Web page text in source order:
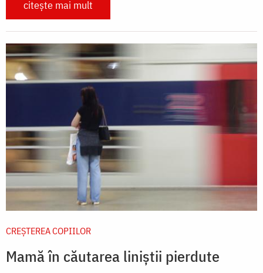
citește mai mult
CREŞTEREA COPIILOR
Mamă în căutarea liniștii pierdute